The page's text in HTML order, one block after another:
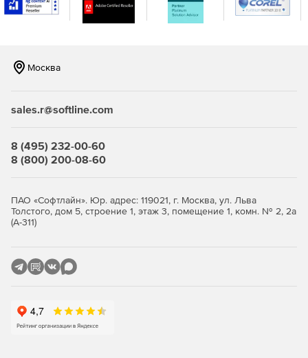
Москва
sales.r@softline.com
8 (495) 232-00-60
8 (800) 200-08-60
ПАО «Софтлайн». Юр. адрес: 119021, г. Москва, ул. Льва
Толстого, дом 5, строение 1, этаж 3, помещение 1, комн. № 2, 2а
(А-311)